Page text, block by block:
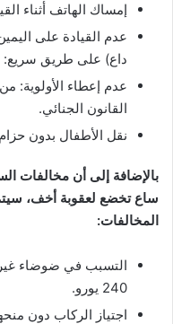
إمساك الهاتف أثناء القيادة: من 240
عدم القيادة على
داع) على طريق سريع: من 140 يورو إلى
القانون الجنائي.
نقل الأطفال بدون حزام الأمان: من
ساع تخضع لعقوبة أخف،
المخالفات:
240 يورو.